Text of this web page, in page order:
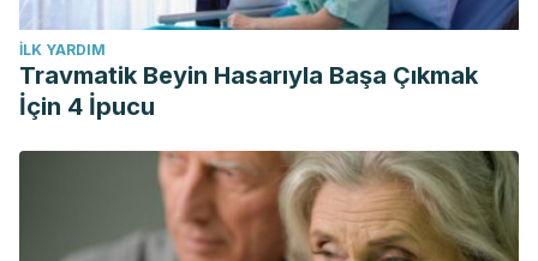
İLK YARDIM
Travmatik Beyin Hasarıyla Başa Çıkmak
İçin 4 İpucu